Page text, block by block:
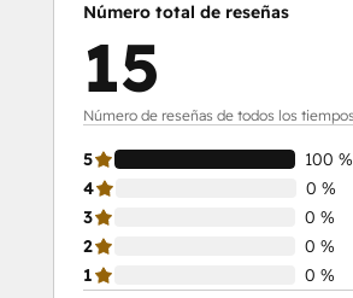
Número total de reseñas
15
Número de reseñas de todos los tiempos
5
100 %
4
0 %
3
0 %
2
0 %
1
0 %